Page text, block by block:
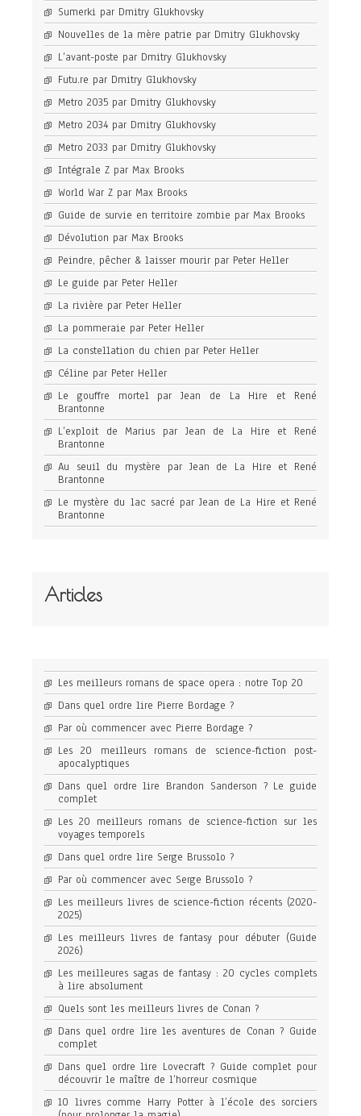
Sumerki par Dmitry Glukhovsky
Nouvelles de la mère patrie par Dmitry Glukhovsky
L’avant-poste par Dmitry Glukhovsky
Futu.re par Dmitry Glukhovsky
Metro 2035 par Dmitry Glukhovsky
Metro 2034 par Dmitry Glukhovsky
Metro 2033 par Dmitry Glukhovsky
Intégrale Z par Max Brooks
World War Z par Max Brooks
Guide de survie en territoire zombie par Max Brooks
Dévolution par Max Brooks
Peindre, pêcher & laisser mourir par Peter Heller
Le guide par Peter Heller
La rivière par Peter Heller
La pommeraie par Peter Heller
La constellation du chien par Peter Heller
Céline par Peter Heller
Le gouffre mortel par Jean de La Hire et René
Brantonne
L’exploit de Marius par Jean de La Hire et René
Brantonne
Au seuil du mystère par Jean de La Hire et René
Brantonne
Le mystère du lac sacré par Jean de La Hire et René
Brantonne
Articles
Les meilleurs romans de space opera : notre Top 20
Dans quel ordre lire Pierre Bordage ?
Par où commencer avec Pierre Bordage ?
Les 20 meilleurs romans de science-fiction post-
apocalyptiques
Dans quel ordre lire Brandon Sanderson ? Le guide
complet
Les 20 meilleurs romans de science-fiction sur les
voyages temporels
Dans quel ordre lire Serge Brussolo ?
Par où commencer avec Serge Brussolo ?
Les meilleurs livres de science-fiction récents (2020-
2025)
Les meilleurs livres de fantasy pour débuter (Guide
2026)
Les meilleures sagas de fantasy : 20 cycles complets
à lire absolument
Quels sont les meilleurs livres de Conan ?
Dans quel ordre lire les aventures de Conan ? Guide
complet
Dans quel ordre lire Lovecraft ? Guide complet pour
découvrir le maître de l’horreur cosmique
10 livres comme Harry Potter à l’école des sorciers